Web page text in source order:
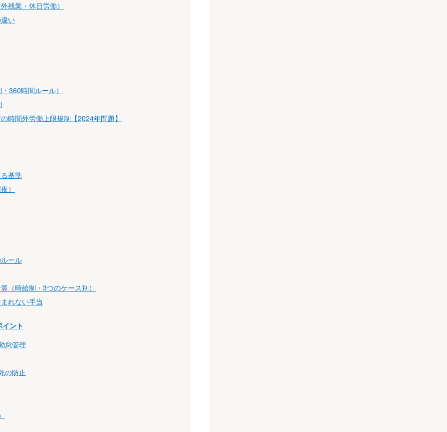
残業・休日労働）
い
360時間ルール）
時間外労働上限規制【2024年問題】
基準
）
ール
（時給制・3つのケース別）
れない手当
ント
怠管理
の防止